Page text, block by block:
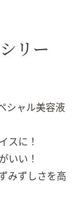
リー
シャル美容液
スに！
いい！
みずしさを高